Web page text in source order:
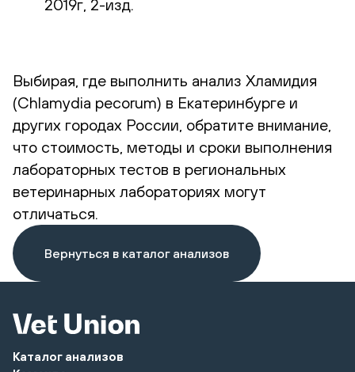
2019г, 2-изд.
Выбирая, где выполнить анализ Хламидия
(Chlamydia pecorum) в Екатеринбурге и
других городах России, обратите внимание,
что стоимость, методы и сроки выполнения
лабораторных тестов в региональных
ветеринарных лабораториях могут
отличаться.
Вернуться в каталог анализов
Каталог анализов